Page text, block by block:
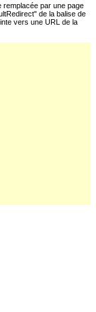
remplacée par une page
de la balise de
vers une URL de la